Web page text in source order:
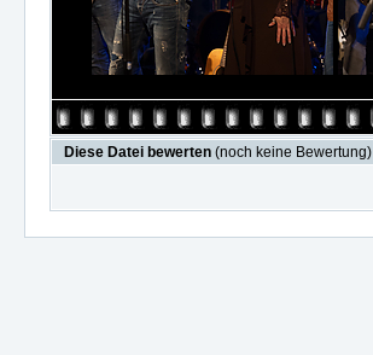
Diese Datei bewerten (noch keine Bewertung)